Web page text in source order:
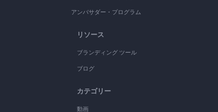
アンバサダー・プログラム
リソース
ブランディング ツール
ブログ
カテゴリー
動画